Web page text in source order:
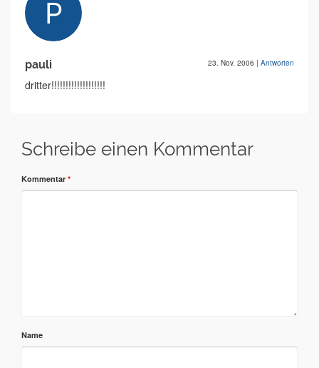
pauli 23. Nov. 2006 | Antworten
dritter!!!!!!!!!!!!!!!!!!!
Schreibe einen Kommentar
Kommentar *
Name